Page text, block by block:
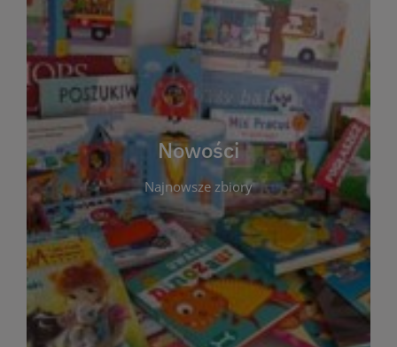
Nowości
Najnowsze zbiory
W tej sekcji prezentujemy najnowsze książki,
audiobooki oraz filmy, które właśnie trafiły do
zbiorów Miejskiej Biblioteki Publicznej w
Starachowicach. Regularnie aktualizujemy listę,
aby Czytelnicy mogli na bieżąco odkrywać świeże
tytuły i najciekawsze premiery wydawnicze. Każda
pozycja opatrzona jest krótkim opisem i
informacją o dostępności w katalogu. Zachęcamy
do częstych odwiedzin – nowości pojawiają się
niemal każdego tygodnia! Dzięki tej zakładce
zawsze będziesz wiedzieć, co warto przeczytać
jako pierwsze.
WIĘCEJ